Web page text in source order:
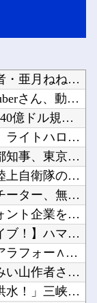
みい山作者・亜月ねねちゃんがチョロくて可愛いwwwwwww （※画像あり）他
人気YouTuberさん、動画内で最悪の秘密がバレて終わる・・・他
台湾への140億ドル規模の武器売却「確信している」 …米共和党重鎮、マコール議員が表明！他
【ウマ娘】ライトハロー × 島風衣装とかいう凶悪すぎる組み合わせｗｗｗ「大変なことに…」他
【速報】都知事、東京駅近くの都八重洲駐車場に「巨大地下シェルター」整備を正式表明他
【衝撃】陸上自衛隊の22歳陸士長、空き家で『とんでもない事』をしてしまう！！！！！他
【悲報】チーター、無理矢理カメラを設置されてしょんぼり顔他
日本のフォント企業を買収した海外資本、「なんで自ら売上ゼロにするようなことするの」とドン引...
【ラブライブ！】ハマダ歌謡祭に降幡愛さんが出演他
【画像】アラフォー∧∨女優さん、顔もお○ぱいもドスケベすぎるwwwwww他
【朗報】みい山作者さん、みいちゃんでチー牛なのではという疑惑が生まれるｗｗｗｗｗｗｗｗｗｗ...
中国「大洪水！」三峡ダム「9門開放！（全力放流」中国都市「三峡沿線の道路水没」中国政府「高...